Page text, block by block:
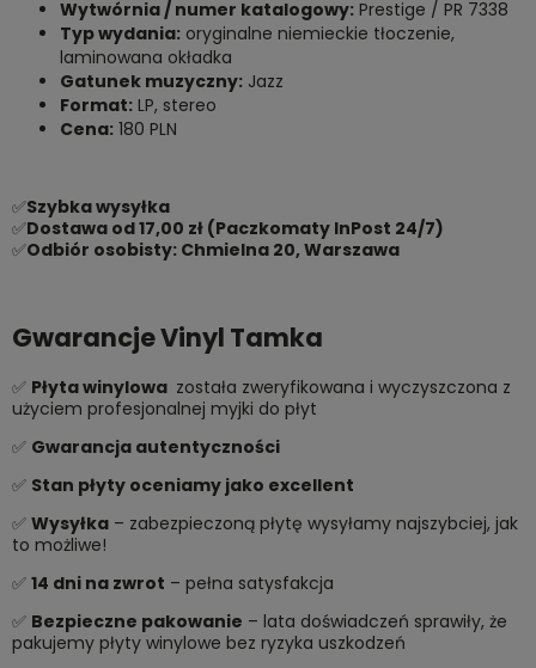
Wytwórnia / numer katalogowy: Prestige / PR 7338
Typ wydania: oryginalne niemieckie tłoczenie,
laminowana okładka
Gatunek muzyczny: Jazz
Format: LP, stereo
Cena: 180 PLN
✅Szybka wysyłka
✅Dostawa od 17,00 zł (Paczkomaty InPost 24/7)
✅Odbiór osobisty: Chmielna 20, Warszawa
Gwarancje Vinyl Tamka
✅ Płyta winylowa została zweryfikowana i wyczyszczona z
użyciem profesjonalnej myjki do płyt
✅ Gwarancja autentyczności
✅ Stan płyty oceniamy jako excellent
✅ Wysyłka – zabezpieczoną płytę wysyłamy najszybciej, jak
to możliwe!
✅ 14 dni na zwrot – pełna satysfakcja
✅ Bezpieczne pakowanie – lata doświadczeń sprawiły, że
pakujemy płyty winylowe bez ryzyka uszkodzeń